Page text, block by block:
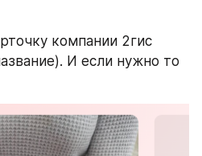
компании 2гис
И если нужно то